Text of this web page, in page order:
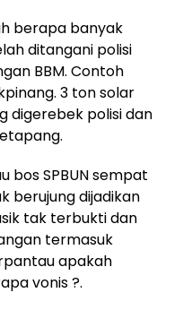
berapa banyak
ditangani polisi
BBM. Contoh
3 ton solar
digerebek polisi dan
bos SPBUN sempat
berujung dijadikan
tak terbukti dan
termasuk
apakah
vonis ?.